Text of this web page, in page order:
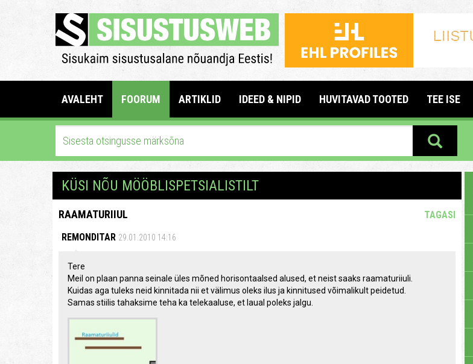
AVALEHT FOORUM ARTIKLID IDEED & NIPID HUVITAVAD TOOTED TEE ISE
KÜSI NÕU MÖÖBLISPETSIALISTILT
RAAMATURIIUL
TAGASI
REMONDITAR 29.01.2010 14:16
Tere
Meil on plaan panna seinale üles mõned horisontaalsed alused, et neist saaks raamaturiiuli.
Kuidas aga tuleks neid kinnitada nii et välimus oleks ilus ja kinnitused võimalikult peidetud.
Samas stiilis tahaksime teha ka telekaaluse, et laual poleks jalgu.